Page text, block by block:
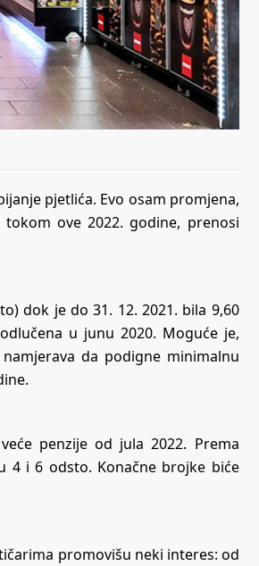
pjetlića. Evo osam promjena,
ove 2022. godine, prenosi
dok je do 31. 12. 2021. bila 9,60
u junu 2020. Moguće je,
da podigne minimalnu
penzije od jula 2022. Prema
4 i 6 odsto. Konačne brojke biće
promovišu neki interes: od